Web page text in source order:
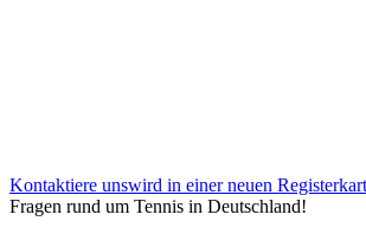
Kontaktiere unswird in einer neuen
Fragen rund um Tennis in Deutschland!